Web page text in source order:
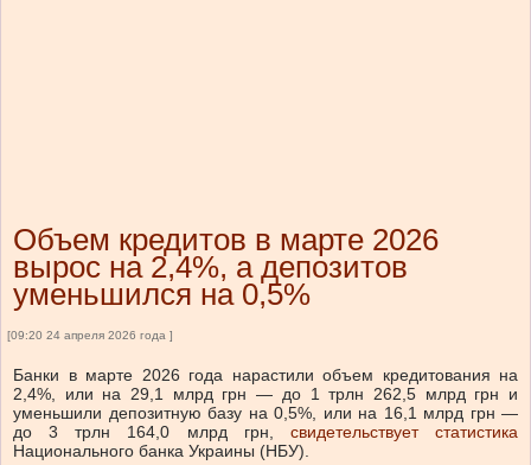
Объем кредитов в марте 2026
вырос на 2,4%, а депозитов
уменьшился на 0,5%
[09:20 24 апреля 2026 года ]
Банки в марте 2026 года нарастили объем кредитования на
2,4%, или на 29,1 млрд грн — до 1 трлн 262,5 млрд грн и
уменьшили депозитную базу на 0,5%, или на 16,1 млрд грн —
до 3 трлн 164,0 млрд грн, свидетельствует статистика
Национального банка Украины (НБУ).